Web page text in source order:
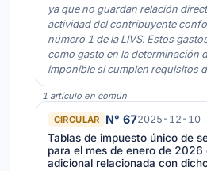
ya que no guardan relación
actividad del contribuyente
número 1 de la LIVS. Estos
como gasto en la determinación
imponible si cumplen requisitos
1 artículo en común
CIRCULAR N° 672025-12-10
Tablas de impuesto único de
para el mes de enero de 2026
adicional relacionada con